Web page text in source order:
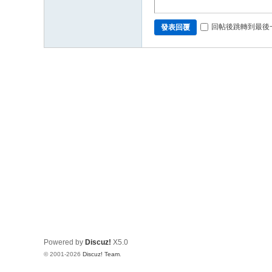
發表回覆 回帖後跳轉到最後
Powered by Discuz! X5.0
© 2001-2026 Discuz! Team